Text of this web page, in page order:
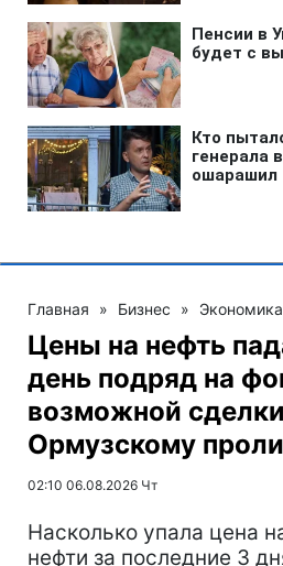
Главная » Бизнес » Экономика
Цены на нефть
день подряд на
возможной
Ормузскому
02:10 06.08.2026 Чт
Насколько упала цена
нефти за последние 3